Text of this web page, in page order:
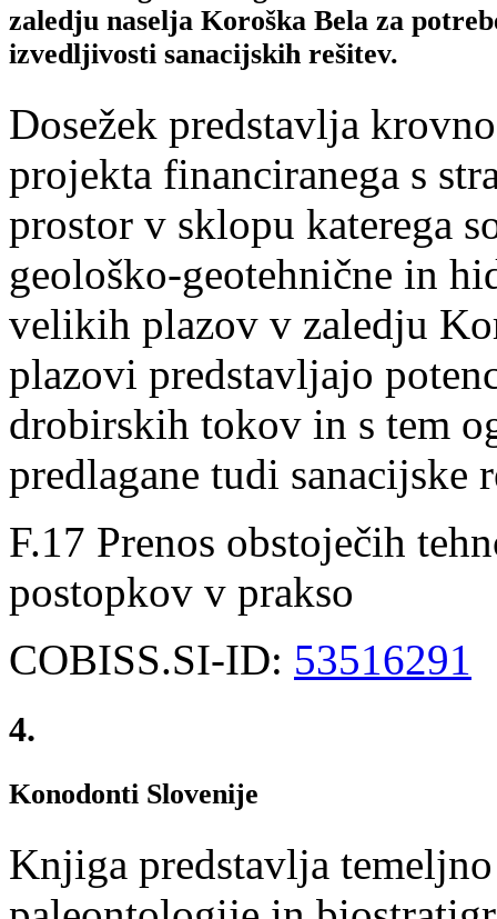
zaledju naselja Koroška Bela za
izvedljivosti sanacijskih rešitev.
Dosežek predstavlja
projekta financiranega s
prostor v sklopu katerega
geološko-geotehnične in
velikih plazov v zaledju
plazovi predstavljajo
drobirskih tokov in s tem
predlagane tudi sanacijske
F.17 Prenos obstoječih
postopkov v prakso
COBISS.SI-ID: 53516291
4.
Konodonti Slovenije
Knjiga predstavlja